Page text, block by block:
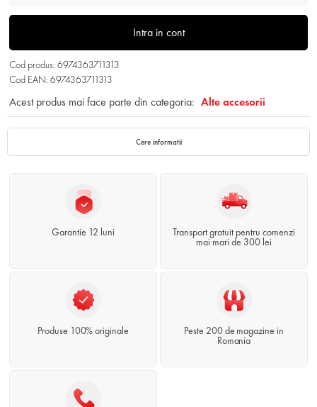
Intra in cont
Cod produs: 6974363711313
Cod EAN: 6974363711313
Acest produs mai face parte din categoria: Alte accesorii
Cere informatii
Garantie 12 luni
Transport gratuit pentru comenzi
mai mari de 300 lei
Produse 100% originale
Peste 200 de magazine in
Romania